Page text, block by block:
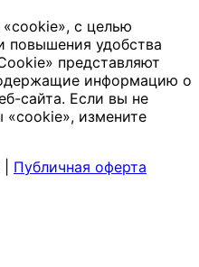
с целью
повышения удобства
представляют
информацию о
сайта. Если вы не
«cookie», измените
Публичная оферта